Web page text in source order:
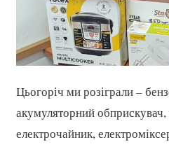
Цьогоріч ми розіграли –
акумуляторний обприскувач,
електрочайник,